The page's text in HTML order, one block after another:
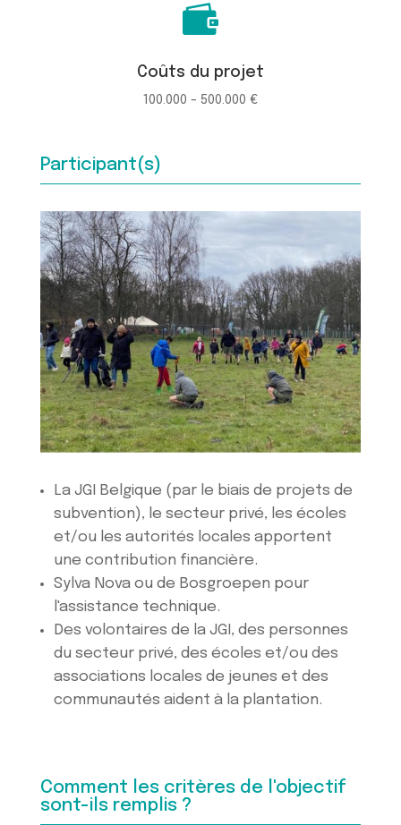

Coûts du projet
100.000 - 500.000 €
Participant(s)
La JGI Belgique (par le biais de projets de
subvention), le secteur privé, les écoles
et/ou les autorités locales apportent
une contribution financière.
Sylva Nova ou de Bosgroepen pour
l'assistance technique.
Des volontaires de la JGI, des personnes
du secteur privé, des écoles et/ou des
associations locales de jeunes et des
communautés aident à la plantation.
Comment les critères de l'objectif
sont-ils remplis ?